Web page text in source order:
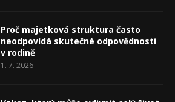
Proč majetková struktura často
neodpovídá skutečné odpovědnosti
v rodině
1. 7. 2026